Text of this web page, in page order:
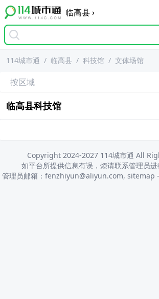
临高县›
114城市通 / 临高县 / 科技馆 / 文体场馆
按区域
临高县科技馆
Copyright 2024-2027 114城市通 All
如平台所提供信息有误，烦请联系管理员进
管理员邮箱：fenzhiyun@aliyun.com, sitemap -